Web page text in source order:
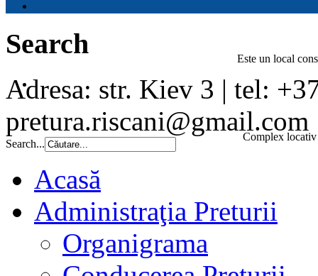
Este un local
Complex
Search
Adresa: str. Kiev 3 | tel:
pretura.riscani@gmail.com
Search...
Acasă
Administraţia Preturii
Organigrama